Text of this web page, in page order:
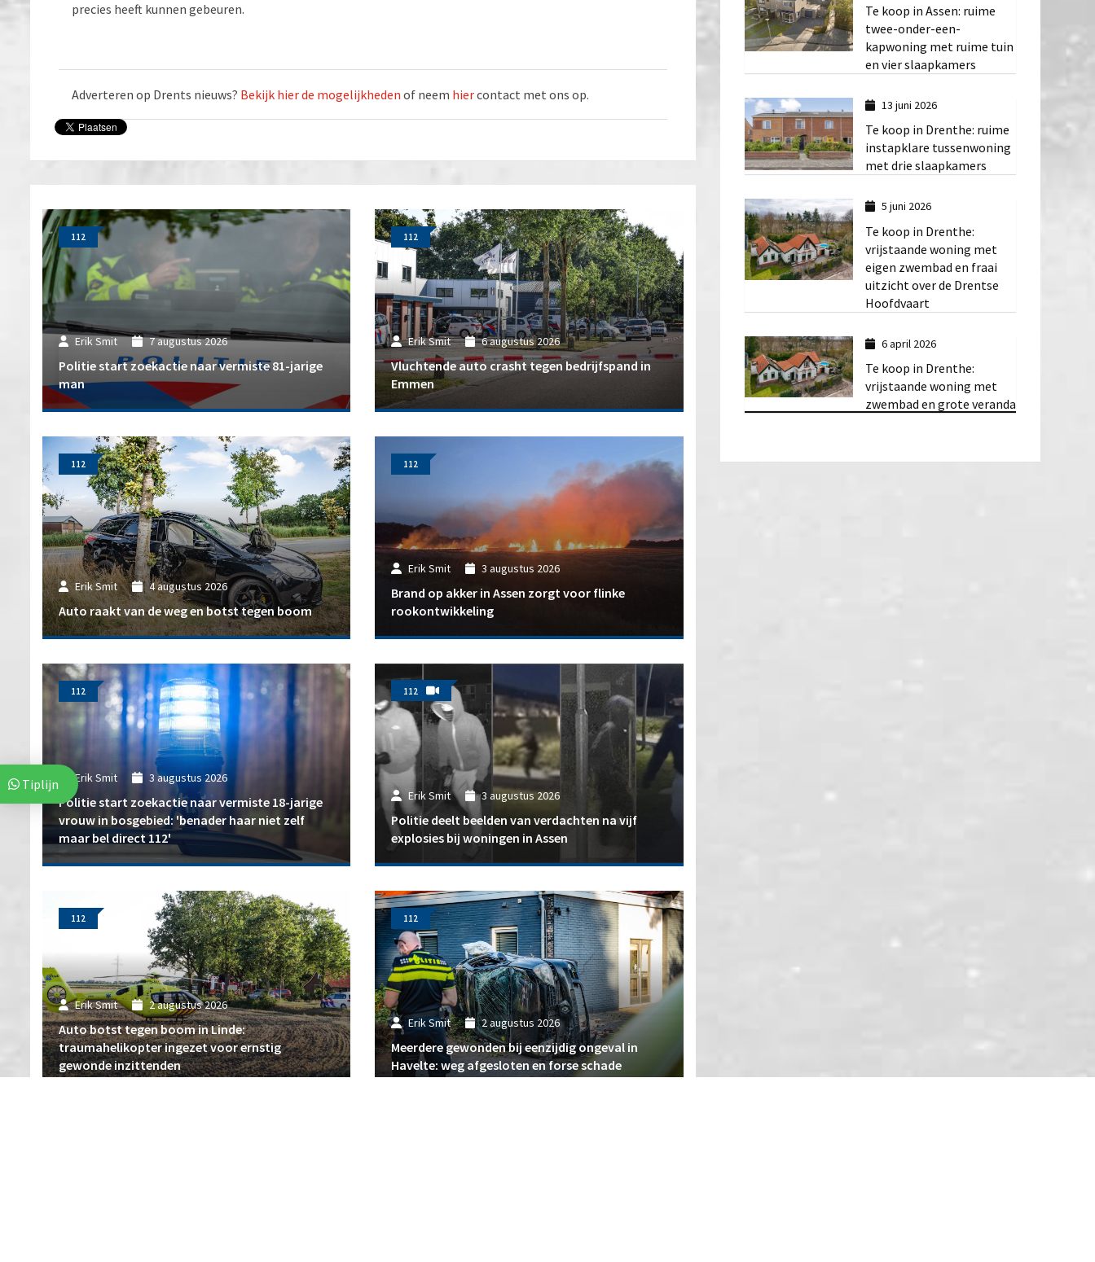
precies heeft kunnen gebeuren.
Adverteren op Drents nieuws? Bekijk hier de mogelijkheden of neem hiercontact met ons op.
Erik Smit 7 augustus 2026
Politie start zoekactie naar vermiste 81-jarige
man
112
Erik Smit 6 augustus 2026
Vluchtende auto crasht tegen bedrijfspand in
Emmen
112
Erik Smit 4 augustus 2026
Auto raakt van de weg en botst tegen boom
112
Erik Smit 3 augustus 2026
Brand op akker in Assen zorgt voor flinke
rookontwikkeling
112
Erik Smit 3 augustus 2026
Politie start zoekactie naar vermiste 18-jarige
vrouw in bosgebied: 'benader haar niet zelf
maar bel direct 112'
112
Erik Smit 3 augustus 2026
Politie deelt beelden van verdachten na vijf
explosies bij woningen in Assen
112
Erik Smit 2 augustus 2026
Auto botst tegen boom in Linde:
traumahelikopter ingezet voor ernstig
gewonde inzittenden
112
Erik Smit 2 augustus 2026
Meerdere gewonden bij eenzijdig ongeval in
Havelte: weg afgesloten en forse schade
112
Te koop in Assen: ruime
twee-onder-een-
kapwoning met ruime tuin
en vier slaapkamers
13 juni 2026
Te koop in Drenthe: ruime
instapklare tussenwoning
met drie slaapkamers
5 juni 2026
Te koop in Drenthe:
vrijstaande woning met
eigen zwembad en fraai
uitzicht over de Drentse
Hoofdvaart
6 april 2026
Te koop in Drenthe:
vrijstaande woning met
zwembad en grote veranda
Tiplijn